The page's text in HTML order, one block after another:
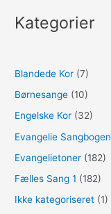
Kategorier
Blandede Kor (7)
Børnesange (10)
Engelske Kor (32)
Evangelie Sangbogen
Evangelietoner (182)
Fælles Sang 1 (182)
Ikke kategoriseret (1)